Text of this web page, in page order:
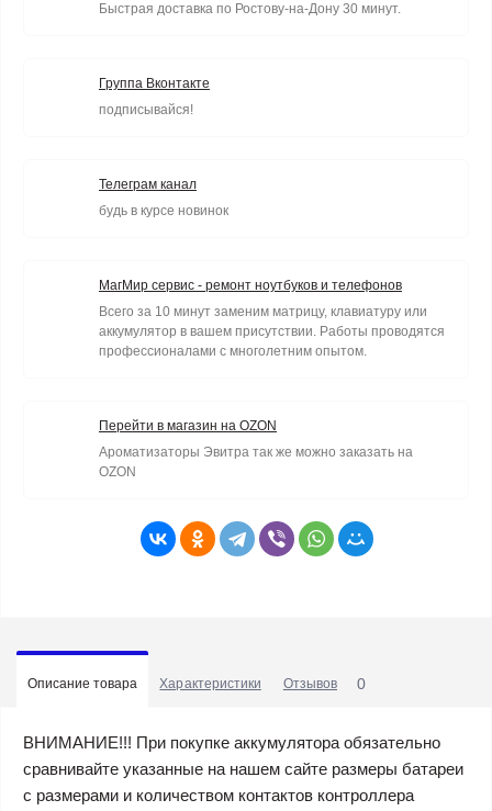
Быстрая доставка по Ростову-на-Дону 30 минут.
Группа Вконтакте
подписывайся!
Телеграм канал
будь в курсе новинок
МагМир сервис - ремонт ноутбуков и телефонов
Всего за 10 минут заменим матрицу, клавиатуру или
аккумулятор в вашем присутствии. Работы проводятся
профессионалами с многолетним опытом.
Перейти в магазин на OZON
Ароматизаторы Эвитра так же можно заказать на
OZON
Описание товара Характеристики Отзывов 0
ВНИМАНИЕ!!! При покупке аккумулятора обязательно
сравнивайте указанные на нашем сайте размеры батареи
с размерами и количеством контактов контроллера